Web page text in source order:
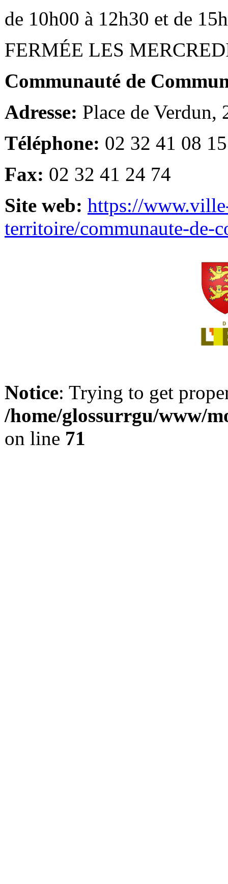
de 10h00 à 12h30 et de
FERMÉE LES
Communauté de
Adresse: Place de Verdun,
Téléphone: 02 32 41 08 15
Fax: 02 32 41 24 74
Site web: https://
territoire/communaute-de-
Notice: Trying to get
/home/glossurrgu/www/
on line 71